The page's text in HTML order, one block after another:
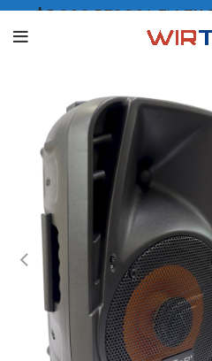
$5.000 PESOS* EN TU